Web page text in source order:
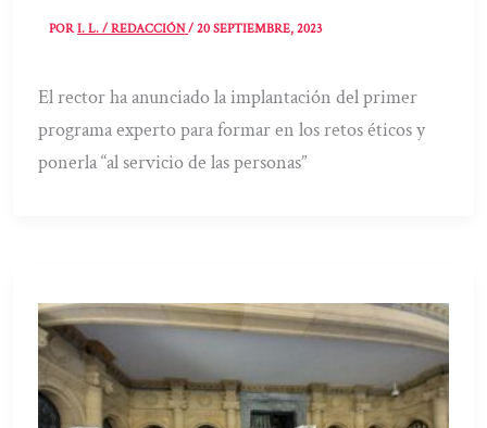
PORI. L. / REDACCIÓN/20 SEPTIEMBRE, 2023
El rector ha anunciado la implantación del primer
programa experto para formar en los retos éticos y
ponerla “al servicio de las personas”